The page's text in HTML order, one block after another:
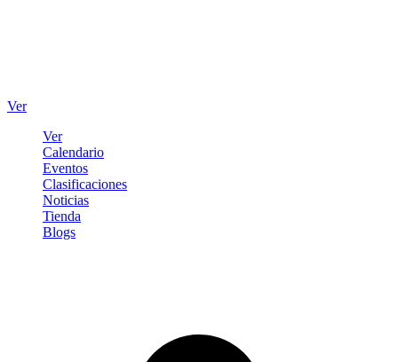
Ver
Ver
Calendario
Eventos
Clasificaciones
Noticias
Tienda
Blogs